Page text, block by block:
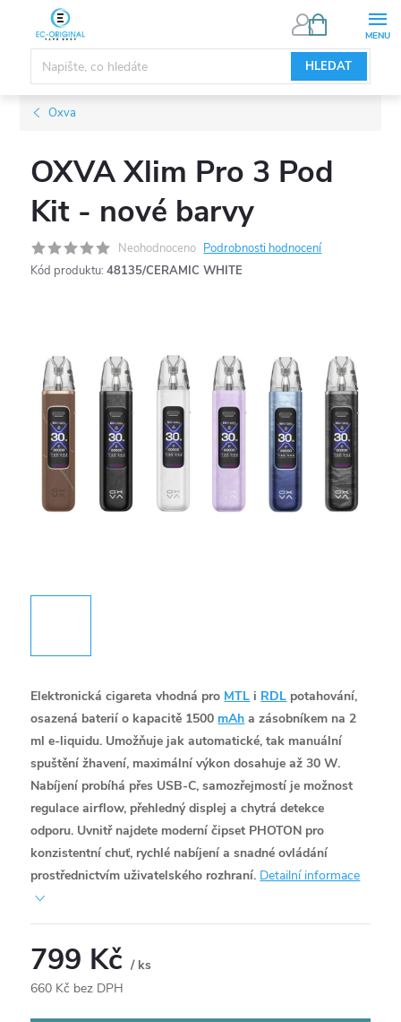
obsah
HLEDAT
NÁKUPNÍ
Oxva
OXVA Xlim Pro 3 Pod
Kit - nové barvy
Neohodnoceno Podrobnosti hodnocení
Kód produktu: 48135/CERAMIC WHITE
Elektronická cigareta vhodná pro MTL i RDL potahování,
osazená baterií o kapacitě 1500 mAh a zásobníkem na 2
ml e-liquidu. Umožňuje jak automatické, tak manuální
spuštění žhavení, maximální výkon dosahuje až 30 W.
Nabíjení probíhá přes USB-C, samozřejmostí je možnost
regulace airflow, přehledný displej a chytrá detekce
odporu. Uvnitř najdete moderní čipset PHOTON pro
konzistentní chuť, rychlé nabíjení a snadné ovládání
prostřednictvím uživatelského rozhraní. Detailní informace
799 Kč/ ks
660 Kč bez DPH